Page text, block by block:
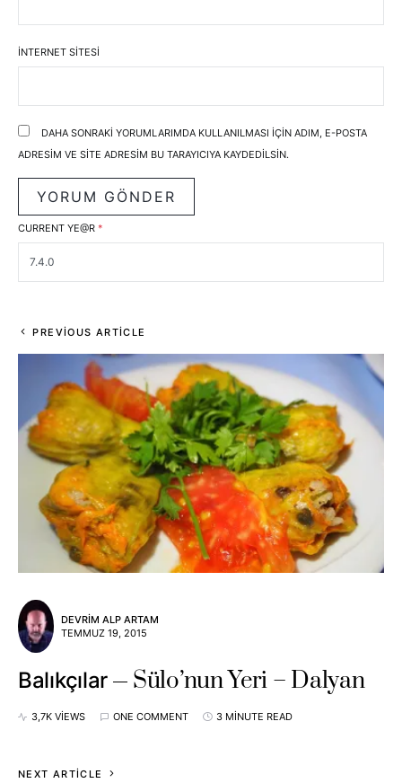
İNTERNET SITESI
DAHA SONRAKI YORUMLARIMDA KULLANILMASI IÇIN ADIM, E-POSTA
ADRESIM VE SITE ADRESIM BU TARAYICIYA KAYDEDILSIN.
CURRENT YE@R *
PREVIOUS ARTICLE
DEVRIM ALP ARTAM
TEMMUZ 19, 2015
Balıkçılar Sülo’nun Yeri – Dalyan
3,7K VIEWS ONE COMMENT 3 MINUTE READ
NEXT ARTICLE